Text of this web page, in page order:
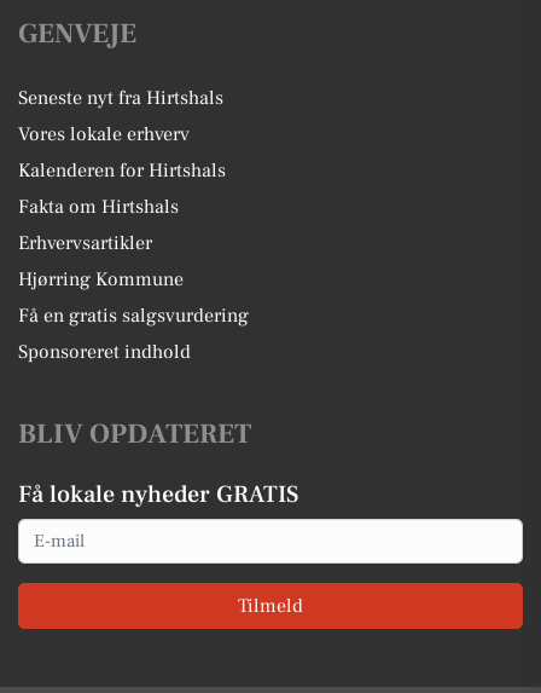
GENVEJE
Seneste nyt fra Hirtshals
Vores lokale erhverv
Kalenderen for Hirtshals
Fakta om Hirtshals
Erhvervsartikler
Hjørring Kommune
Få en gratis salgsvurdering
Sponsoreret indhold
BLIV OPDATERET
Få lokale nyheder GRATIS
Email
Tilmeld